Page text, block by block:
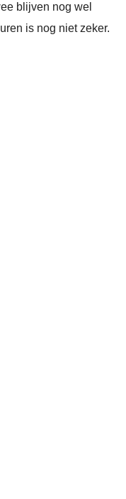
blijven nog wel
is nog niet zeker.